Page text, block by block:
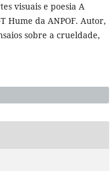
visuais e poesia A
Hume da ANPOF. Autor,
sobre a crueldade,